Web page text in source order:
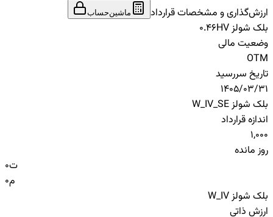
ارزش‌گذاری و مشخصات قرارداد
ماشین‌حساب
بلک شولز HV
0.46
وضعیت مالی
OTM
تاریخ سررسید
1405/03/31
بلک شولز W_IV_SE
اندازه قرارداد
1,000
روز مانده
0ت
0م
بلک شولز W_IV
ارزش ذاتی